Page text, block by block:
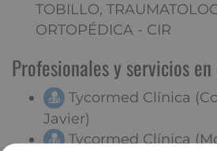
TOBILLO,
ORTOPÉDICA - CIR
Profesionales y servicios
Tycormed Clínica
Javier)
Tycormed Clínica